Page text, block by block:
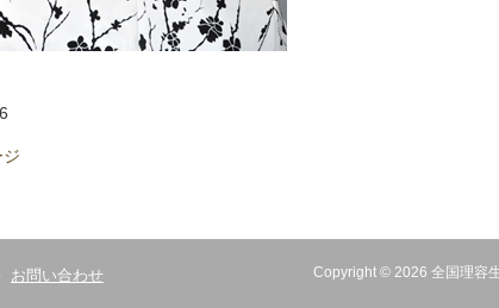
お問い合わせ Copyright © 2026 全国理容